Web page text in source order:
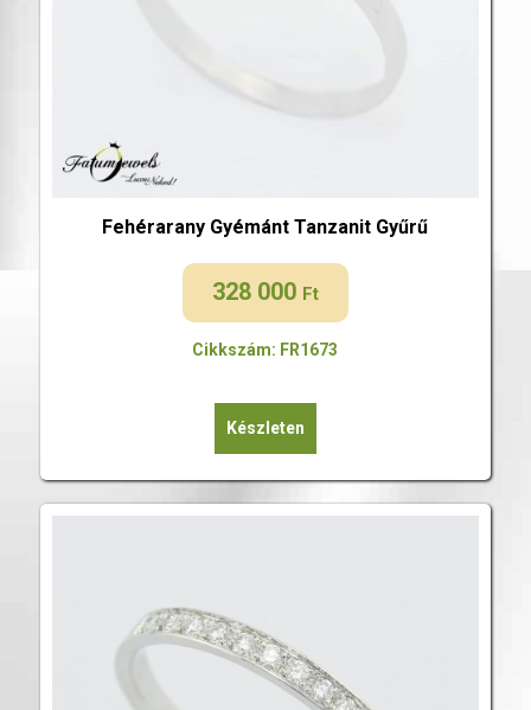
Fehérarany Gyémánt Tanzanit Gyűrű
328 000 Ft
Cikkszám: FR1673
Készleten